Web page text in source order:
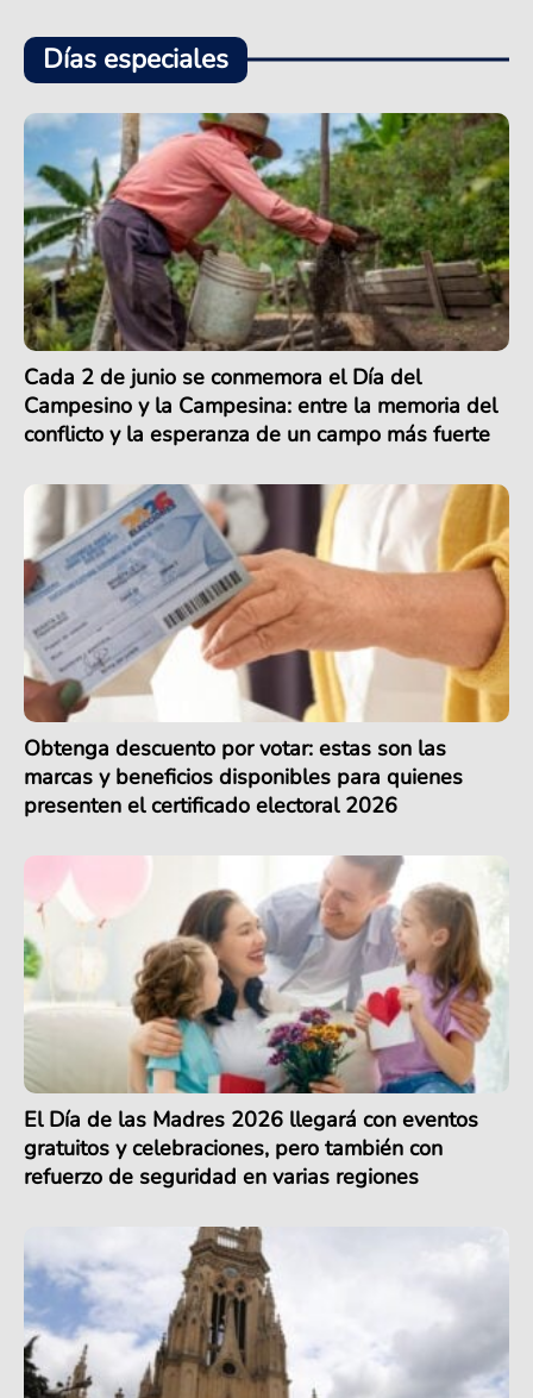
Días especiales
Cada 2 de junio se conmemora el Día del
Campesino y la Campesina: entre la memoria del
conflicto y la esperanza de un campo más fuerte
Obtenga descuento por votar: estas son las
marcas y beneficios disponibles para quienes
presenten el certificado electoral 2026
El Día de las Madres 2026 llegará con eventos
gratuitos y celebraciones, pero también con
refuerzo de seguridad en varias regiones